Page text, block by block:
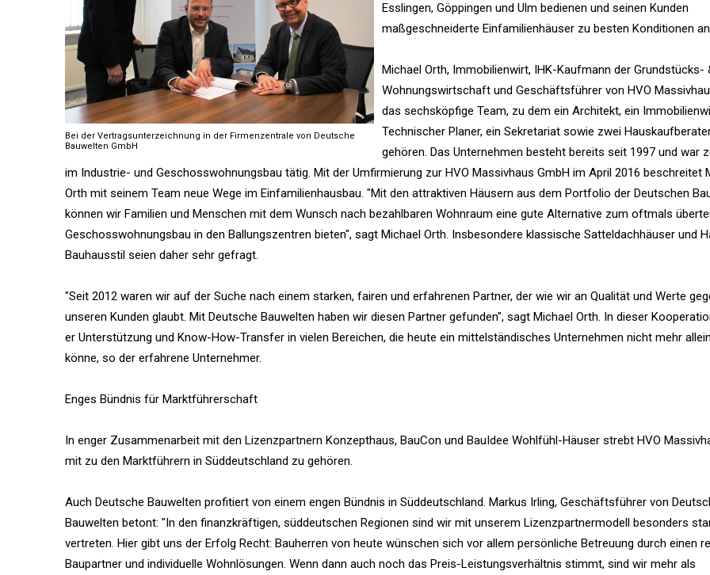
Bei der Vertragsunterzeichnung in der Firmenzentrale von Deutsche
Bauwelten GmbH
Esslingen, Göppingen und Ulm bedienen und seinen Kunden
maßgeschneiderte Einfamilienhäuser zu besten Konditionen
Michael Orth, Immobilienwirt, IHK-Kaufmann der Grundstücks-
Wohnungswirtschaft und Geschäftsführer von HVO
das sechsköpfige Team, zu dem ein Architekt, ein
Technischer Planer, ein Sekretariat sowie zwei
gehören. Das Unternehmen besteht bereits seit 1997 und war
im Industrie- und Geschosswohnungsbau tätig. Mit der Umfirmierung zur HVO Massivhaus GmbH im April 2016 beschreitet
Orth mit seinem Team neue Wege im Einfamilienhausbau. "Mit den attraktiven Häusern aus dem Portfolio der Deutschen
können wir Familien und Menschen mit dem Wunsch nach bezahlbaren Wohnraum eine gute Alternative zum oftmals
Geschosswohnungsbau in den Ballungszentren bieten", sagt Michael Orth. Insbesondere klassische Satteldachhäuser und
Bauhausstil seien daher sehr gefragt.
"Seit 2012 waren wir auf der Suche nach einem starken, fairen und erfahrenen Partner, der wie wir an Qualität und Werte
unseren Kunden glaubt. Mit Deutsche Bauwelten haben wir diesen Partner gefunden", sagt Michael Orth. In dieser
er Unterstützung und Know-How-Transfer in vielen Bereichen, die heute ein mittelständisches Unternehmen nicht mehr
könne, so der erfahrene Unternehmer.
Enges Bündnis für Marktführerschaft
In enger Zusammenarbeit mit den Lizenzpartnern Konzepthaus, BauCon und BauIdee Wohlfühl-Häuser strebt HVO
mit zu den Marktführern in Süddeutschland zu gehören.
Auch Deutsche Bauwelten profitiert von einem engen Bündnis in Süddeutschland. Markus Irling, Geschäftsführer von
Bauwelten betont: "In den finanzkräftigen, süddeutschen Regionen sind wir mit unserem Lizenzpartnermodell besonders
vertreten. Hier gibt uns der Erfolg Recht: Bauherren von heute wünschen sich vor allem persönliche Betreuung durch einen
Baupartner und individuelle Wohnlösungen. Wenn dann auch noch das Preis-Leistungsverhältnis stimmt, sind wir mehr als